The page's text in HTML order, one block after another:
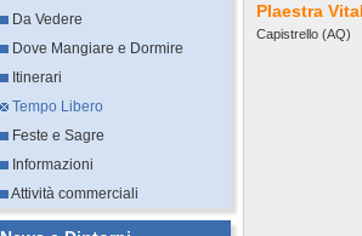
Da Vedere
Dove Mangiare e Dormire
Itinerari
Tempo Libero
Feste e Sagre
Informazioni
Attività commerciali
Plaestra
Capistrello (AQ)